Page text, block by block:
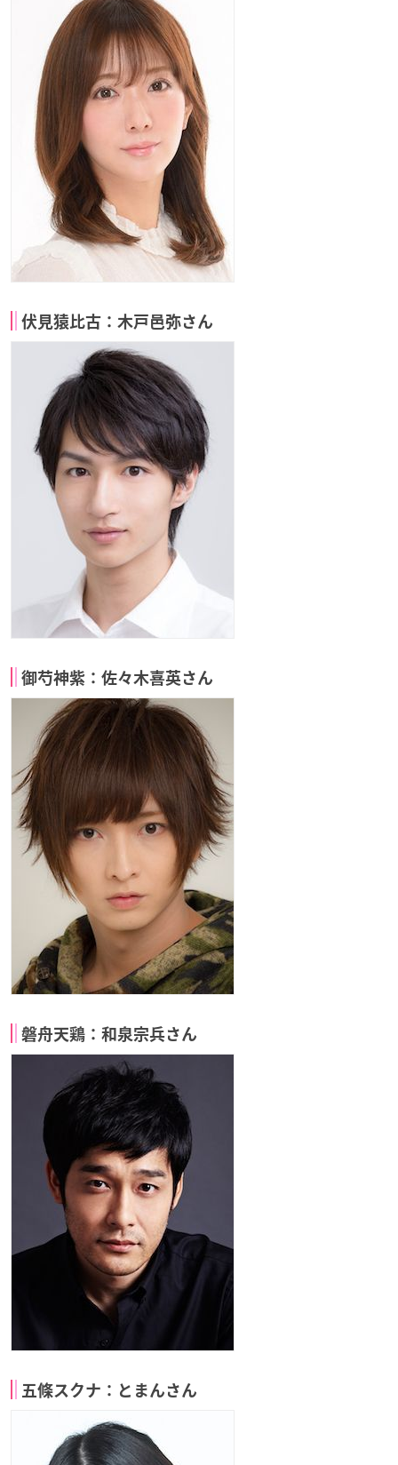
伏見猿比古：木戸邑弥さん
御芍神紫：佐々木喜英さん
磐舟天鶏：和泉宗兵さん
五條スクナ：とまんさん